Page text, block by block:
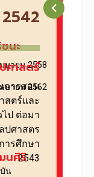
นะ
ษายน 2558
ษายน 2562
นศิริ
น
ศาสตร์
การสอน
สตร์และ
ป ต่อมา
ปศาสตร
ารศึกษา
2543